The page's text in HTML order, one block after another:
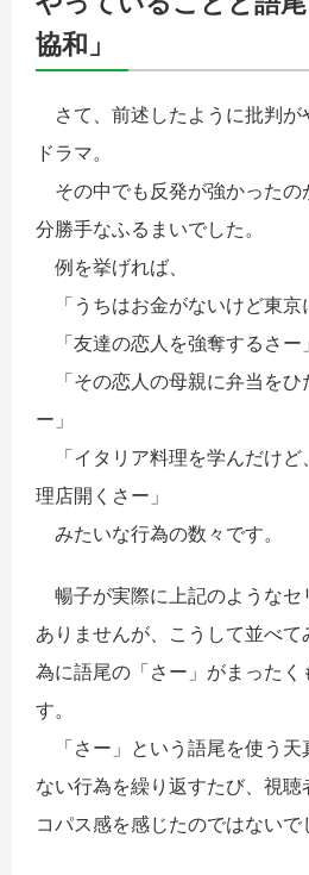
協和」
さて、前述したように批判が
ドラマ。
その中でも反発が強かったの
分勝手なふるまいでした。
例を挙げれば、
「うちはお金がないけど東京
「友達の恋人を強奪するさー」
「その恋人の母親に弁当をひ
ー」
「イタリア料理を学んだけど
理店開くさー」
みたいな行為の数々です。
暢子が実際に上記のようなセ
ありませんが、こうして並べ
為に語尾の「さー」がまった
す。
「さー」という語尾を使う天
ない行為を繰り返すたび、視聴
コパス感を感じたのではないで